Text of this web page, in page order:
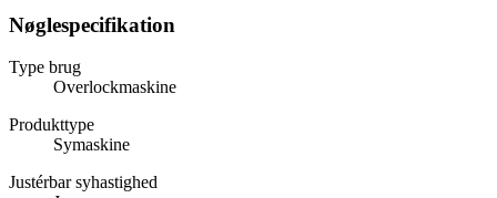
Nøglespecifikation
Type brug
Overlockmaskine
Produkttype
Symaskine
Justérbar syhastighed